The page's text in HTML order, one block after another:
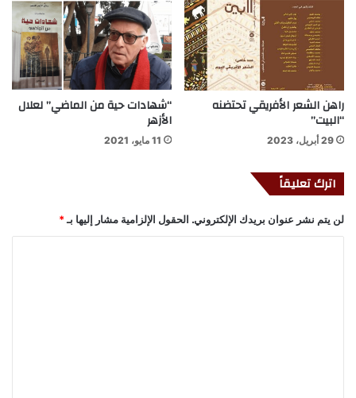
راهن الشعر الأفريقي تحتضنه
“البيت”
29 أبريل، 2023
“شهادات حية من الماضي” لعلال
الأزهر
11 مايو، 2021
اترك تعليقاً
لن يتم نشر عنوان بريدك الإلكتروني. الحقول الإلزامية مشار إليها بـ *